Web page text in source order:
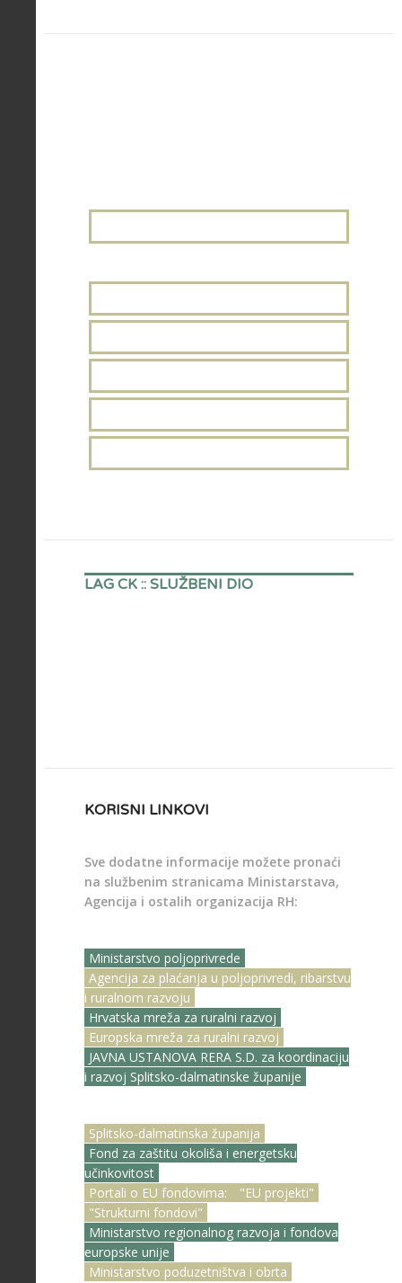
LAG CK :: SLUŽBENI DIO
Članovi
i tijela
LAG-a
KORISNI LINKOVI
Sve dodatne informacije možete pronaći
na službenim stranicama Ministarstava,
Agencija i ostalih organizacija RH:
Ministarstvo poljoprivrede
Agencija za plaćanja u poljoprivredi, ribarstvu
i ruralnom razvoju
Hrvatska mreža za ruralni razvoj
Europska mreža za ruralni razvoj
JAVNA USTANOVA RERA S.D. za koordinaciju
i razvoj Splitsko-dalmatinske županije
Splitsko-dalmatinska županija
Fond za zaštitu okoliša i energetsku
učinkovitost
Portali o EU fondovima:
"EU projekti"
"Strukturni fondovi"
Ministarstvo regionalnog razvoja i fondova
europske unije
Ministarstvo poduzetništva i obrta